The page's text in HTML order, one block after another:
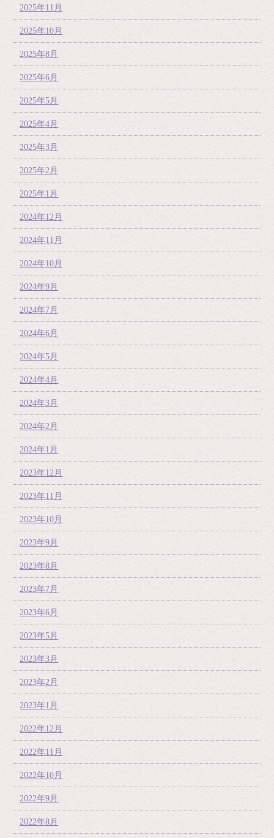
2025年11月
2025年10月
2025年8月
2025年6月
2025年5月
2025年4月
2025年3月
2025年2月
2025年1月
2024年12月
2024年11月
2024年10月
2024年9月
2024年7月
2024年6月
2024年5月
2024年4月
2024年3月
2024年2月
2024年1月
2023年12月
2023年11月
2023年10月
2023年9月
2023年8月
2023年7月
2023年6月
2023年5月
2023年3月
2023年2月
2023年1月
2022年12月
2022年11月
2022年10月
2022年9月
2022年8月